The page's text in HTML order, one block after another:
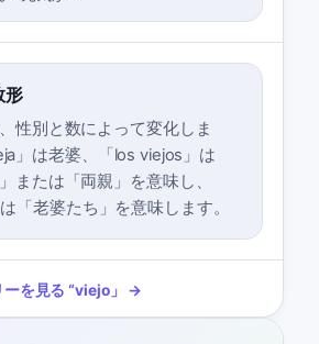
形
性別と数によって変化しま
」は老婆、「los viejos」は
または「両親」を意味し、
「老婆たち」を意味します。
を見る “viejo」 →